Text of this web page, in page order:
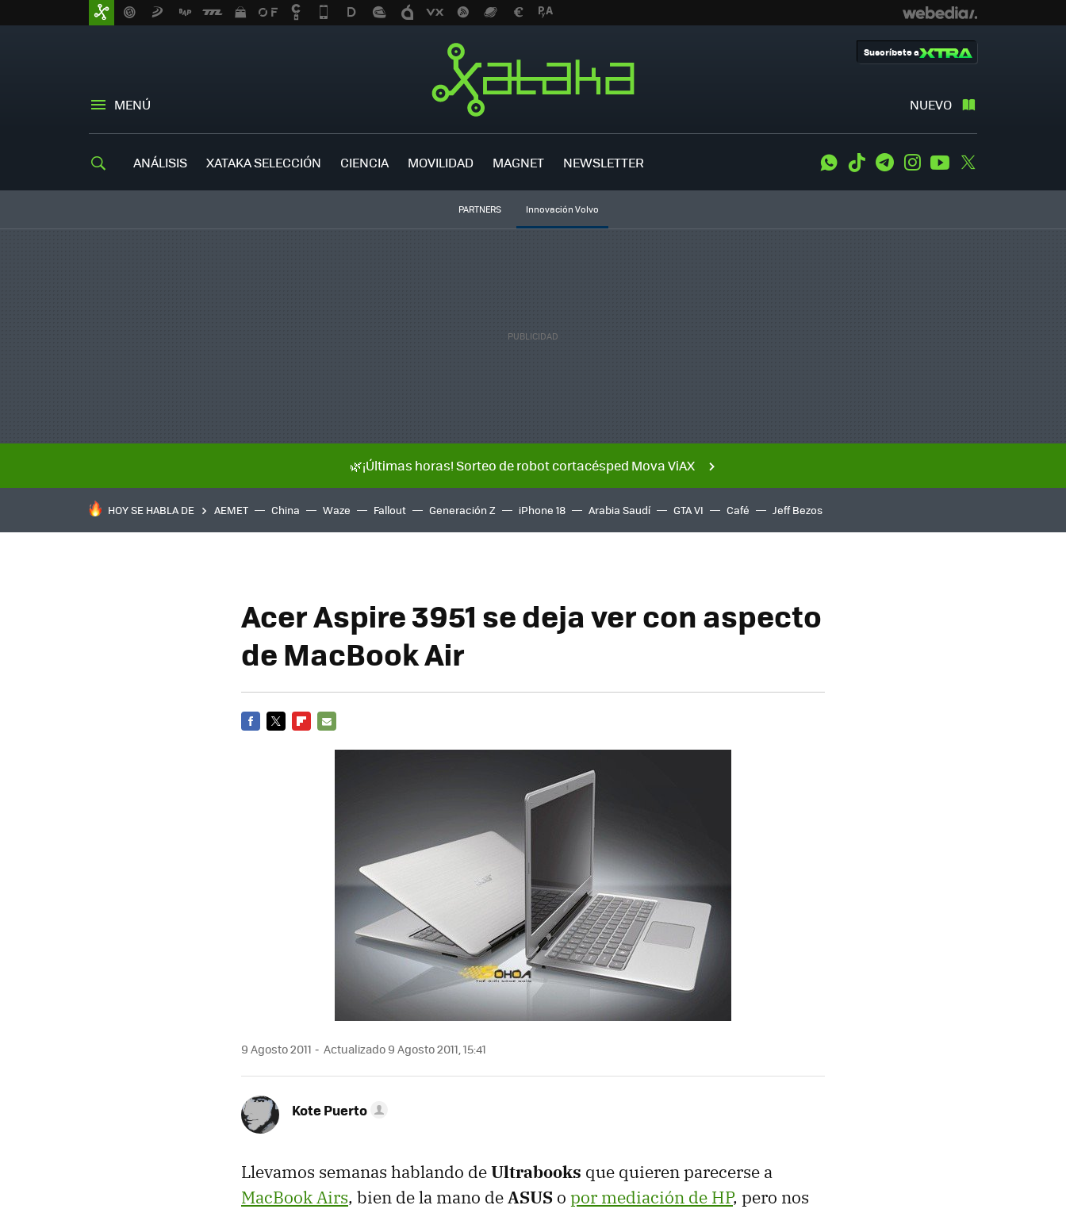
MENÚ NUEVO
Suscríbete a
ANÁLISIS XATAKA SELECCIÓN CIENCIA MOVILIDAD MAGNET NEWSLETTER WhatsApp
Tiktok TelegramInstagramYoutube
PARTNERS Innovación Volvo
🌿¡Últimas horas! Sorteo de robot cortacésped Mova ViAX
HOY SE HABLA DE AEMET China Waze Fallout Generación Z iPhone 18 Arabia Saudí GTA VI Café Jeff Bezos
Acer Aspire 3951 se deja ver con aspecto
de MacBook Air
9 Agosto 2011 Actualizado 9 Agosto 2011, 15:41
Kote Puerto
Llevamos semanas hablando deUltrabooks que quieren parecerse a
MacBook Airs, bien de la mano deASUS o por mediación de HP, pero nos